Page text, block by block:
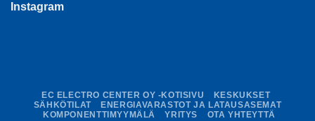
Instagram
EC ELECTRO CENTER OY -KOTISIVU
KESKUKSET
SÄHKÖTILAT
ENERGIAVARASTOT JA LATAUSASEMAT
KOMPONENTTIMYYMÄLÄ
YRITYS OTA YHTEYTTÄ